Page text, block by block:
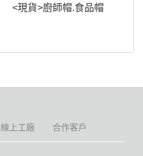
<現貨>廚師帽.食品帽
線上工廠 合作客戶